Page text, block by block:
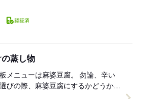
蒸し物
ーは麻婆豆腐。 勿論、辛い
びの際、麻婆豆腐にするかどうかと